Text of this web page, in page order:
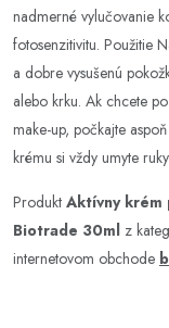
nadmerné vylučovanie
fotosenzitivitu. Použitie
a dobre vysušenú
alebo krku. Ak chcete
make-up, počkajte
krému si vždy umyte
Produkt Aktívny
Biotrade 30ml z
internetovom obchode